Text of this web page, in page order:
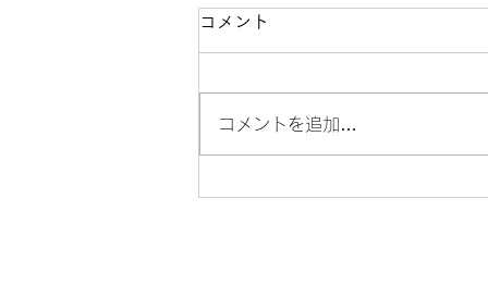
最高級コットン１００％でベ
コメント
コメントを追加…